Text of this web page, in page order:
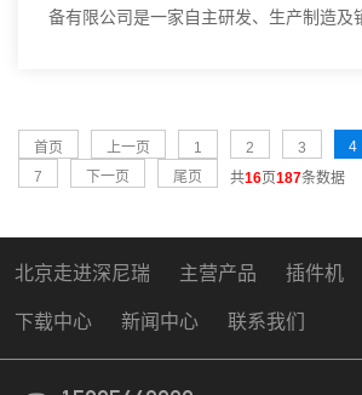
备有限公司是一家自主研发、生产制造及
首页 上一页 1 2 3 4
7
下一页 尾页 共16页187条数据
北京走进深尼瑞 主营产品 插件机
下载中心 新闻中心 联系我们